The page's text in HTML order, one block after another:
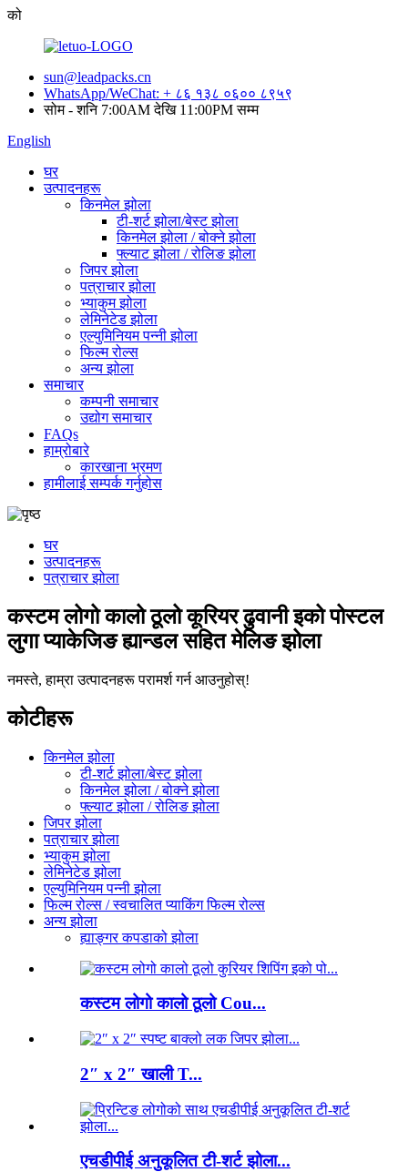
को
sun@leadpacks.cn
WhatsApp/WeChat: + ८६ १३८ ०६०० ८९५९
सोम - शनि 7:00AM देखि 11:00PM सम्म
English
घर
उत्पादनहरू
किनमेल झोला
टी-शर्ट झोला/बेस्ट झोला
किनमेल झोला / बोक्ने झोला
फ्ल्याट झोला / रोलिङ झोला
जिपर झोला
पत्राचार झोला
भ्याकुम झोला
लेमिनेटेड झोला
एल्युमिनियम पन्नी झोला
फिल्म रोल्स
अन्य झोला
समाचार
कम्पनी समाचार
उद्योग समाचार
FAQs
हाम्रोबारे
कारखाना भ्रमण
हामीलाई सम्पर्क गर्नुहोस
घर
उत्पादनहरू
पत्राचार झोला
कस्टम लोगो कालो ठूलो कूरियर ढुवानी इको पोस्टल
लुगा प्याकेजिङ ह्यान्डल सहित मेलिङ झोला
नमस्ते, हाम्रा उत्पादनहरू परामर्श गर्न आउनुहोस्!
कोटीहरू
किनमेल झोला
टी-शर्ट झोला/बेस्ट झोला
किनमेल झोला / बोक्ने झोला
फ्ल्याट झोला / रोलिङ झोला
जिपर झोला
पत्राचार झोला
भ्याकुम झोला
लेमिनेटेड झोला
एल्युमिनियम पन्नी झोला
फिल्म रोल्स / स्वचालित प्याकिंग फिल्म रोल्स
अन्य झोला
ह्याङ्गर कपडाको झोला
कस्टम लोगो कालो ठूलो Cou...
2″ x 2″ खाली T...
एचडीपीई अनुकूलित टी-शर्ट झोला...